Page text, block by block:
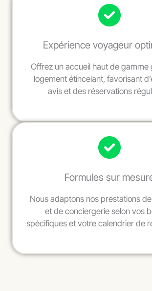
Expérience voyageur
Offrez un accueil haut de gamme
logement étincelant, favorisant
avis et des réservations
Formules sur
Nous adaptons nos prestations
et de conciergerie selon vos
spécifiques et votre calendrier de